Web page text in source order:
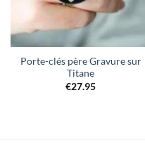
Porte-clés père Gravure sur
Titane
€27.95